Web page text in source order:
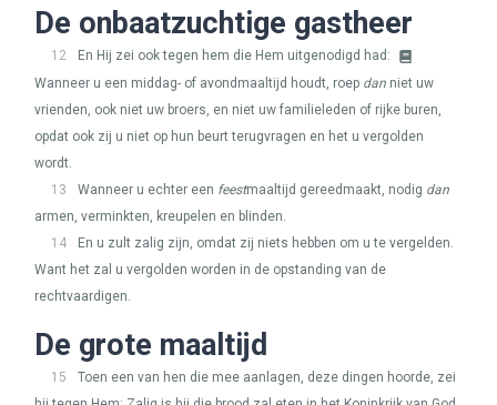
De onbaatzuchtige gastheer
12
En Hij zei ook tegen hem die Hem uitgenodigd had:
Wanneer u een middag- of avondmaaltijd houdt, roep dan niet uw
vrienden, ook niet uw broers, en niet uw familieleden of rijke buren,
opdat ook zij u niet op hun beurt terugvragen en het u vergolden
wordt.
13
Wanneer u echter een feestmaaltijd gereedmaakt, nodig dan
armen, verminkten, kreupelen en blinden.
14
En u zult zalig zijn, omdat zij niets hebben om u te vergelden.
Want het zal u vergolden worden in de opstanding van de
rechtvaardigen.
De grote maaltijd
15
Toen een van hen die mee aanlagen, deze dingen hoorde, zei